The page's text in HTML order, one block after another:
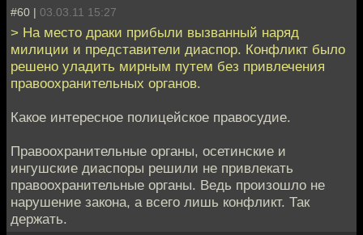
#60 | 03.03.11 15:27
> На место драки прибыли вызванный наряд
милиции и представители диаспор. Конфликт было
решено уладить мирным путем без привлечения
правоохранительных органов.
Какое интересное полицейское правосудие.
Правоохранительные органы, осетинские и
ингушские диаспоры решили не привлекать
правоохранительные органы. Ведь произошло не
нарушение закона, а всего лишь конфликт. Так
держать.